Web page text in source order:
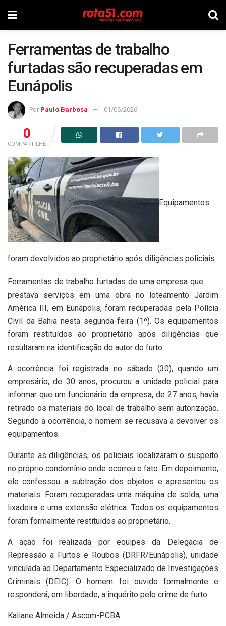
Ferramentas de trabalho
furtadas são recuperadas em
Eunápolis
Por Paulo Barbosa 01/06/2026
0
COMPARTILHE
Equipamentos
foram devolvidos ao proprietário após diligências policiais
Ferramentas de trabalho furtadas de uma empresa que
prestava serviços em uma obra no loteamento Jardim
América III, em Eunápolis, foram recuperadas pela Polícia
Civil da Bahia nesta segunda-feira (1º). Os equipamentos
foram restituídos ao proprietário após diligências que
resultaram na identificação do autor do furto.
A ocorrência foi registrada no sábado (30), quando um
empresário, de 30 anos, procurou a unidade policial para
informar que um funcionário da empresa, de 27 anos, havia
retirado os materiais do local de trabalho sem autorização.
Segundo a ocorrência, o homem se recusava a devolver os
equipamentos.
Durante as diligências, os policiais localizaram o suspeito
no próprio condomínio onde ocorreu o fato. Em depoimento,
ele confessou a subtração dos objetos e apresentou os
materiais. Foram recuperadas uma máquina de solda, uma
lixadeira e uma extensão elétrica. Todos os equipamentos
foram formalmente restituídos ao proprietário.
A ação foi realizada por equipes da Delegacia de
Repressão a Furtos e Roubos (DRFR/Eunápolis), unidade
vinculada ao Departamento Especializado de Investigações
Criminais (DEIC). O homem foi ouvido formalmente e
responderá, em liberdade, a inquérito pelo crime de furto.
Kaliane Almeida / Ascom-PCBA